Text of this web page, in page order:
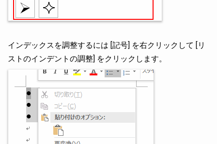
インデックスを調整するには [記号] を右クリックして [リ
ストのインデントの調整] をクリックします。